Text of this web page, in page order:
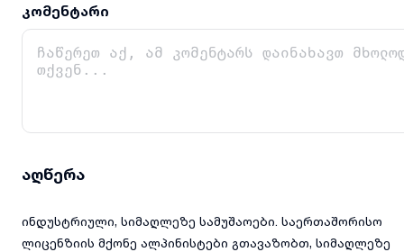
კომენტარი
აღწერა
ინდუსტრიული, სიმაღლეზე სამუშაოები. საერთაშორისო
ლიცენზიის მქონე ალპინისტები გთავაზობთ, სიმაღლეზე